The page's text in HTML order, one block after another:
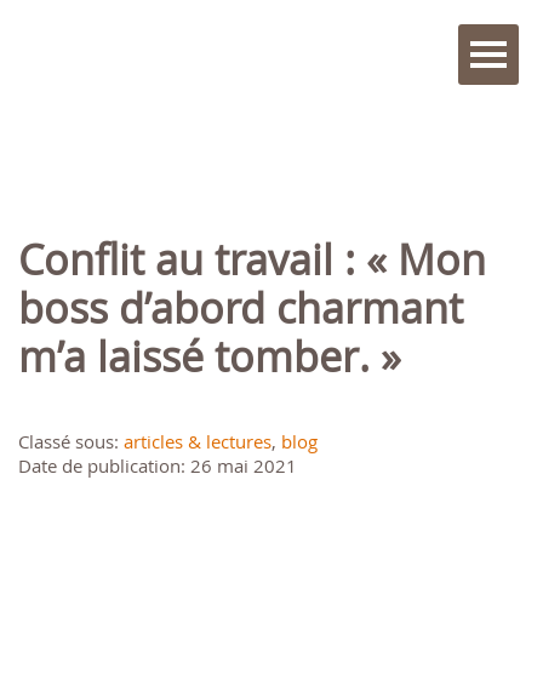
Conflit au travail : « Mon
boss d’abord charmant
m’a laissé tomber. »
Classé sous: articles & lectures, blog
Date de publication: 26 mai 2021